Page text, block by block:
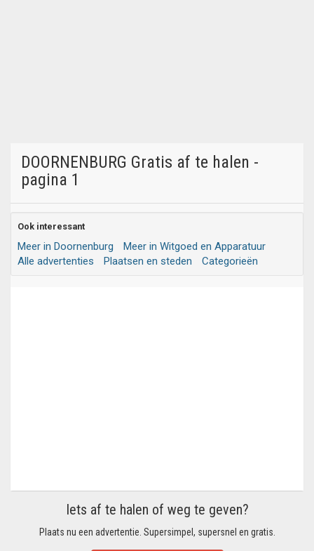
DOORNENBURG Gratis af te halen -
pagina 1
Ook interessant
Meer in Doornenburg
Meer in Witgoed en Apparatuur
Alle advertenties
Plaatsen en steden Categorieën
Iets af te halen of weg te geven?
Plaats nu een advertentie. Supersimpel, supersnel en gratis.